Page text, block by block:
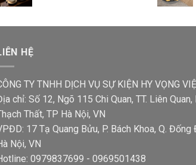
HỆ
TY TNHH DỊCH VỤ SỰ KIỆN HY VỌNG
chỉ: Số 12, Ngõ 115 Chi Quan, TT. Liên Quan,
Thất, TP Hà Nội, VN
17 Tạ Quang Bửu, P. Bách Khoa, Q. Đống
Nội, VN
0979837699 - 0969501438